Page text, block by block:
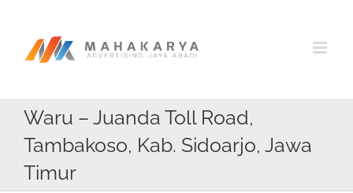
content
Waru – Juanda Toll Road,
Tambakoso, Kab. Sidoarjo, Jawa
Timur